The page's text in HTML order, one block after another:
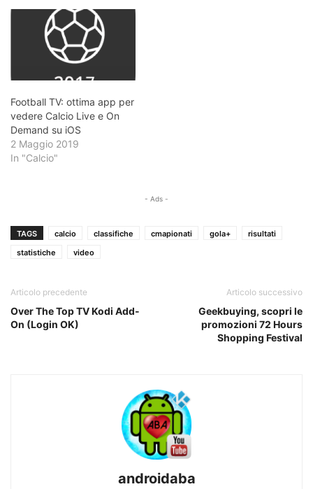
Football TV: ottima app per
vedere Calcio Live e On
Demand su iOS
2 Maggio 2019
In "Calcio"
- Ads -
TAGS calcio classifiche cmapionati gola+
risultati
statistiche
video
Articolo precedente
Over The Top TV Kodi Add-
On (Login OK)
Articolo successivo
Geekbuying, scopri le
promozioni 72 Hours
Shopping Festival
androidaba